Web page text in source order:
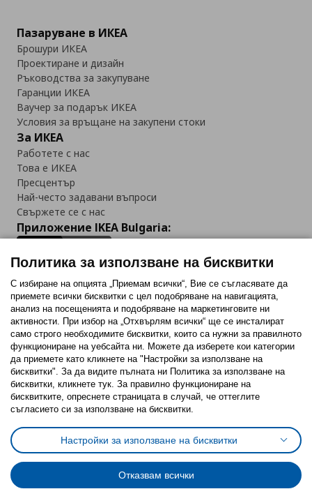
Пазаруване в ИКЕА
Брошури ИКЕА
Проектиране и дизайн
Ръководства за закупуване
Гаранции ИКЕА
Ваучер за подарък ИКЕА
Условия за връщане на закупени стоки
За ИКЕА
Работете с нас
Това е ИКЕА
Пресцентър
Най-често задавани въпроси
Свържете се с нас
Приложение IKEA Bulgaria:
Последвайте ни:
FacebookTwitterYoutubePinterestInstagram
Политика за използване на бисквитки (Cookies)
Избор на настройки за използване на бисквитки
Условия за ползване на ikea.bgОбща политика за личните данни
Политика за защита на личните данни на ikea.bg
Общи условия на програма IKEA Family
Политика за защита на лични данни на програма IKEA Family
Политика за използване на бисквитки
С избиране на опцията „Приемам всички“, Вие се съгласявате да
приемете всички бисквитки с цел подобряване на навигацията,
анализ на посещенията и подобряване на маркетинговите ни
активности. При избор на „Отхвърлям всички“ ще се инсталират
само строго необходимитe бисквитки, които са нужни за правилното
функциониране на уебсайта ни. Можете да изберете кои категории
да приемете като кликнете на "Настройки за използване на
бисквитки". За да видите пълната ни Политика за използване на
бисквитки, кликнете тук. За правилно функциониране на
бисквитките, опреснете страницата в случай, че оттеглите
съгласието си за използване на бисквитки.
Настройки за използване на бисквитки
Отказвам всички